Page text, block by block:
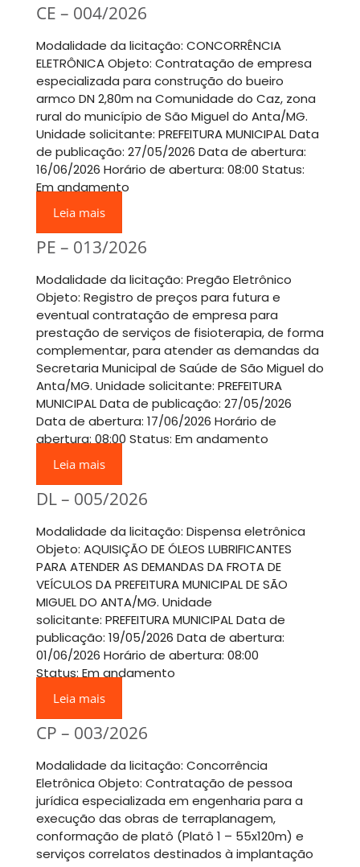
CE – 004/2026
Modalidade da licitação: CONCORRÊNCIA
ELETRÔNICA Objeto: Contratação de empresa
especializada para construção do bueiro
armco DN 2,80m na Comunidade do Caz, zona
rural do município de São Miguel do Anta/MG.
Unidade solicitante: PREFEITURA MUNICIPAL Data
de publicação: 27/05/2026 Data de abertura:
16/06/2026 Horário de abertura: 08:00 Status:
Em andamento
Leia mais
PE – 013/2026
Modalidade da licitação: Pregão Eletrônico
Objeto: Registro de preços para futura e
eventual contratação de empresa para
prestação de serviços de fisioterapia, de forma
complementar, para atender as demandas da
Secretaria Municipal de Saúde de São Miguel do
Anta/MG. Unidade solicitante: PREFEITURA
MUNICIPAL Data de publicação: 27/05/2026
Data de abertura: 17/06/2026 Horário de
abertura: 08:00 Status: Em andamento
Leia mais
DL – 005/2026
Modalidade da licitação: Dispensa eletrônica
Objeto: AQUISIÇÃO DE ÓLEOS LUBRIFICANTES
PARA ATENDER AS DEMANDAS DA FROTA DE
VEÍCULOS DA PREFEITURA MUNICIPAL DE SÃO
MIGUEL DO ANTA/MG. Unidade
solicitante: PREFEITURA MUNICIPAL Data de
publicação: 19/05/2026 Data de abertura:
01/06/2026 Horário de abertura: 08:00
Status: Em andamento
Leia mais
CP – 003/2026
Modalidade da licitação: Concorrência
Eletrônica Objeto: Contratação de pessoa
jurídica especializada em engenharia para a
execução das obras de terraplanagem,
conformação de platô (Platô 1 – 55x120m) e
serviços correlatos destinados à implantação